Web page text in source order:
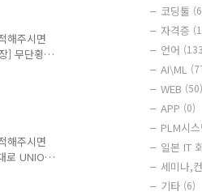
아키텍
해주시면
] 무단횡
. 문자열
생성하
을 사용
해주시면
로 UNION
다.
과 같이
코딩툴
자격증
언어
AI\ML
WEB (50)
APP (0)
PLM시
일본 IT
세미나,
기타 (6)